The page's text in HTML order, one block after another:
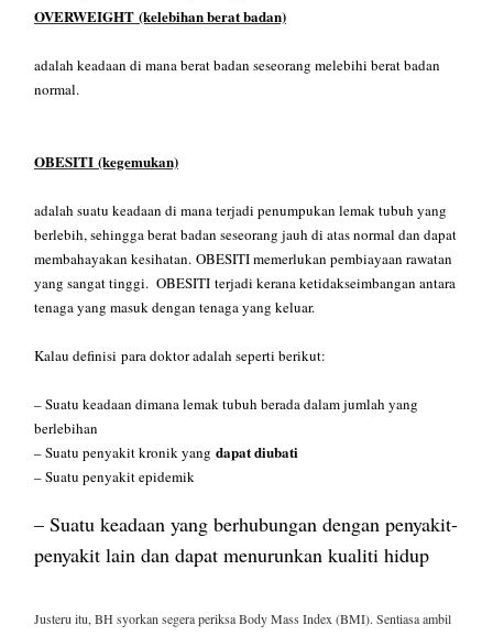
OVERWEIGHT (kelebihan berat badan)
adalah keadaan di mana berat badan seseorang melebihi berat badan
normal.
OBESITI (kegemukan)
adalah suatu keadaan di mana terjadi penumpukan lemak tubuh yang
berlebih, sehingga berat badan seseorang jauh di atas normal dan dapat
membahayakan kesihatan. OBESITI memerlukan pembiayaan rawatan
yang sangat tinggi. OBESITI terjadi kerana ketidakseimbangan antara
tenaga yang masuk dengan tenaga yang keluar.
Kalau definisi para doktor adalah seperti berikut:
– Suatu keadaan dimana lemak tubuh berada dalam jumlah yang
berlebihan
– Suatu penyakit kronik yang dapat diubati
– Suatu penyakit epidemik
– Suatu keadaan yang berhubungan dengan penyakit-
penyakit lain dan dapat menurunkan kualiti hidup
Justeru itu, BH syorkan segera periksa Body Mass Index (BMI). Sentiasa ambil